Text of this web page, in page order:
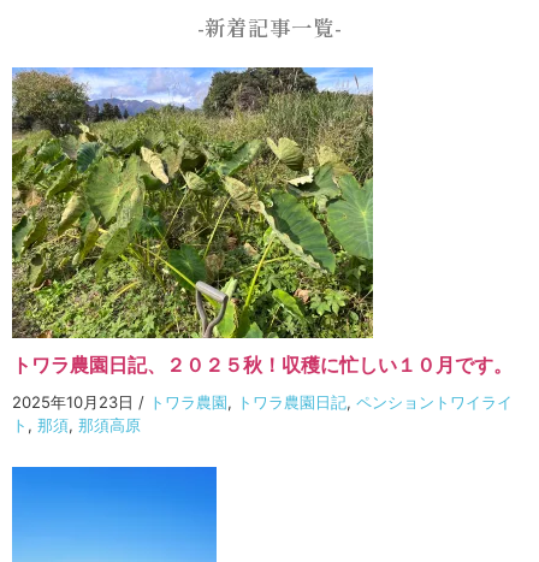
-新着記事一覧-
トワラ農園日記、２０２５秋！収穫に忙しい１０月です。
2025年10月23日 / トワラ農園, トワラ農園日記, ペンショントワイライ
ト , 那須, 那須高原